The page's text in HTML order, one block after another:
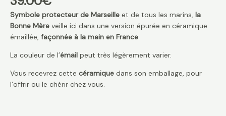
Symbole protecteur de Marseille et de tous les marins, la
Bonne Mère veille ici dans une version épurée en céramique
émaillée, façonnée à la main en France.
La couleur de l’émail peut très légèrement varier.
Vous recevrez cette céramique dans son emballage, pour
l’offrir ou le chérir chez vous.